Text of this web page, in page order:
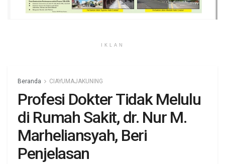
IKLAN
Beranda CIAYUMAJAKUNING
Profesi Dokter Tidak Melulu
di Rumah Sakit, dr. Nur M.
Marheliansyah, Beri
Penjelasan